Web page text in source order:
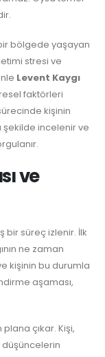
bölgede yaşayan
stresi ve
Levent Kaygı
faktörleri
kişinin
şekilde incelenir ve
ve
bir süreç izlenir. İlk
ne zaman
kişinin bu durumla
aşaması,
çıkar. Kişi,
düşüncelerin